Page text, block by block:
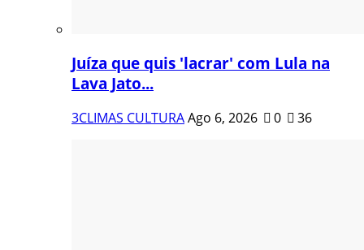
Juíza que quis 'lacrar' com Lula na
Lava Jato...
3CLIMAS CULTURAAgo 6, 2026 0 36